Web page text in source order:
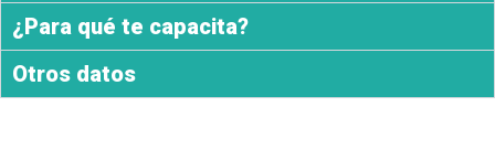
¿Para qué te capacita?
Otros datos